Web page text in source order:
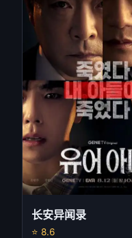
长安异闻录
⭐ 8.6